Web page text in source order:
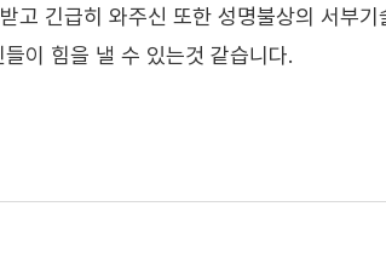
긴급히 와주신 또한 성명불상의 서부기
이 힘을 낼 수 있는것 같습니다.